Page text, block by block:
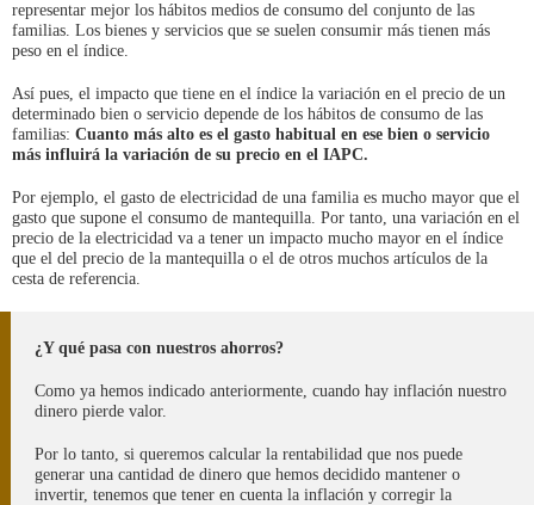
representar mejor los hábitos medios de consumo del conjunto de las
familias. Los bienes y servicios que se suelen consumir más tienen más
peso en el índice.
Así pues, el impacto que tiene en el índice la variación en el precio de un
determinado bien o servicio depende de los hábitos de consumo de las
familias: Cuanto más alto es el gasto habitual en ese bien o servicio
más influirá la variación de su precio en el IAPC.
Por ejemplo, el gasto de electricidad de una familia es mucho mayor que el
gasto que supone el consumo de mantequilla. Por tanto, una variación en el
precio de la electricidad va a tener un impacto mucho mayor en el índice
que el del precio de la mantequilla o el de otros muchos artículos de la
cesta de referencia.
¿Y qué pasa con nuestros ahorros?
Como ya hemos indicado anteriormente, cuando hay inflación nuestro
dinero pierde valor.
Por lo tanto, si queremos calcular la rentabilidad que nos puede
generar una cantidad de dinero que hemos decidido mantener o
invertir, tenemos que tener en cuenta la inflación y corregir la